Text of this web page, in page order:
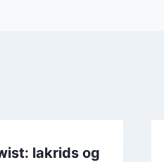
lakrids og